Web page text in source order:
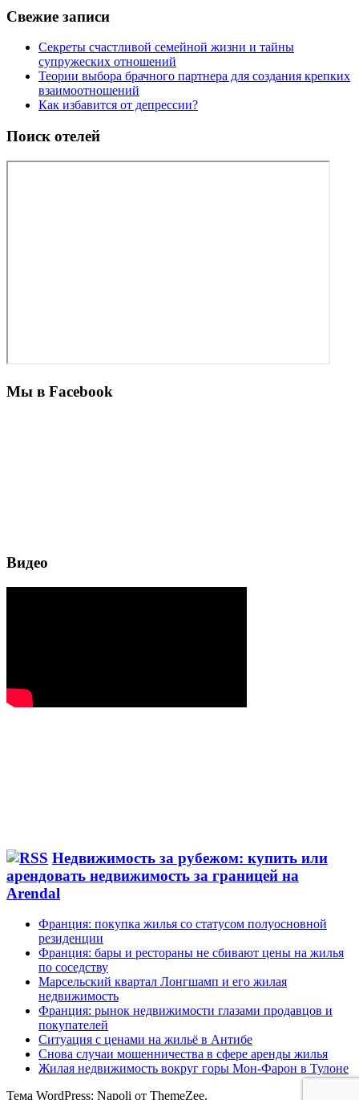
Свежие записи
Секреты счастливой семейной жизни и тайны
супружеских отношений
Теории выбора брачного партнера для создания крепких
взаимоотношений
Как избавится от депрессии?
Поиск отелей
Мы в Facebook
Видео
Недвижимость за рубежом: купить или
арендовать недвижимость за границей на
Arendal
Франция: покупка жилья со статусом полуосновной
резиденции
Франция: бары и рестораны не сбивают цены на жилья
по соседству
Марсельский квартал Лонгшамп и его жилая
недвижимость
Франция: рынок недвижимости глазами продавцов и
покупателей
Ситуация с ценами на жильё в Антибе
Снова случаи мошенничества в сфере аренды жилья
Жилая недвижимость вокруг горы Мон-Фарон в Тулоне
Тема WordPress: Napoli от ThemeZee.